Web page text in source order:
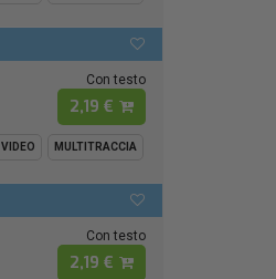
Con testo
2,19 €
VIDEO MULTITRACCIA
Con testo
2,19 €